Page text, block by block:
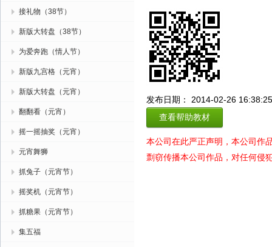
接礼物（38节）
新版大转盘（38节）
为爱奔跑（情人节）
新版九宫格（元宵）
新版大转盘（元宵）
翻翻看（元宵）
摇一摇抽奖（元宵）
元宵舞狮
抓兔子（元宵节）
摇奖机（元宵节）
抓糖果（元宵节）
集五福
发布日期： 2014-02-26 16:38:25
查看帮助教材
本公司在此严正声明，本公司作
剽窃传播本公司作品，对任何侵